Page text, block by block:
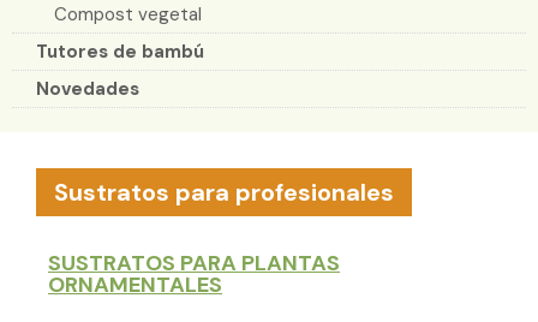
Compost vegetal
Tutores de bambú
Novedades
Sustratos para profesionales
SUSTRATOS PARA PLANTAS
ORNAMENTALES